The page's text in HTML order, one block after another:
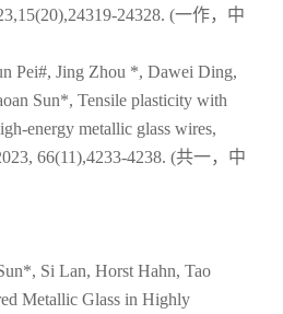
24328. (一作，中
Pei#, Jing Zhou *, Dawei Ding,
Sun*, Tensile plasticity with
energy metallic glass wires,
66(11),4233-4238. (共一，中
Si Lan, Horst Hahn, Tao
Metallic Glass in Highly